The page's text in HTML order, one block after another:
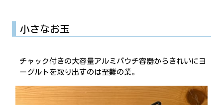
小さなお玉
チャック付きの大容量アルミパウチ容器からきれいにヨ
ーグルトを取り出すのは至難の業。